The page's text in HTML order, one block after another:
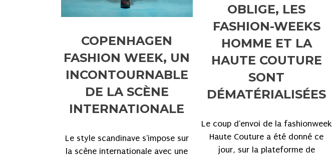
COPENHAGEN
FASHION WEEK, UN
INCONTOURNABLE
DE LA SCÈNE
INTERNATIONALE
Le style scandinave s'impose sur
la scène internationale avec une
OBLIGE, LES
FASHION-WEEKS
HOMME ET LA
HAUTE COUTURE
SONT
DÉMATÉRIALISÉES
Le coup d'envoi de la fashionweek
Haute Couture a été donné ce
jour, sur la plateforme de